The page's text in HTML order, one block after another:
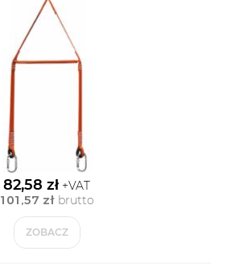
82,58 zł +VAT
101,57 zł brutto
ZOBACZ